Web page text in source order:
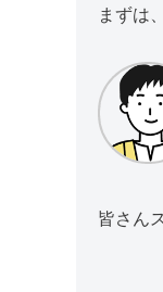
まずは
皆さん